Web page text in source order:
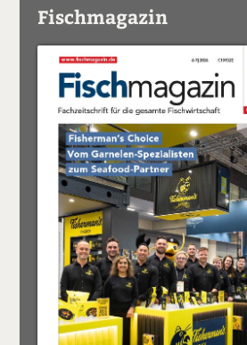
Fischmagazin